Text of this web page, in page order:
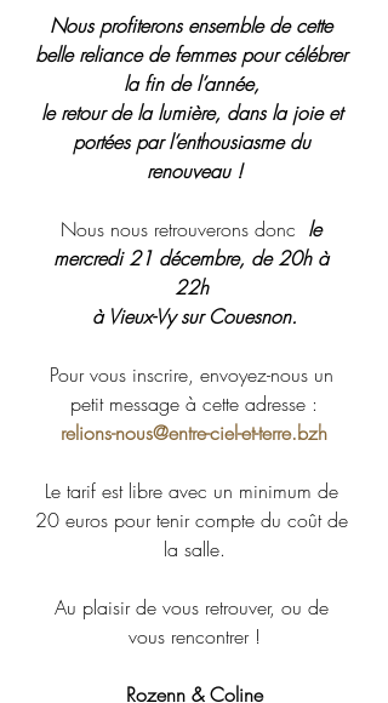
Nous profiterons ensemble de cette
belle reliance de femmes pour célébrer
la fin de l’année,
le retour de la lumière, dans la joie et
portées par l’enthousiasme du
renouveau !
Nous nous retrouverons donc le
mercredi 21 décembre, de 20h à
22h
à Vieux-Vy sur Couesnon.
Pour vous inscrire, envoyez-nous un
petit message à cette adresse :
relions-nous@entre-ciel-et-terre.bzh
Le tarif est libre avec un minimum de
20 euros pour tenir compte du coût de
la salle.
Au plaisir de vous retrouver, ou de
vous rencontrer !
Rozenn & Coline